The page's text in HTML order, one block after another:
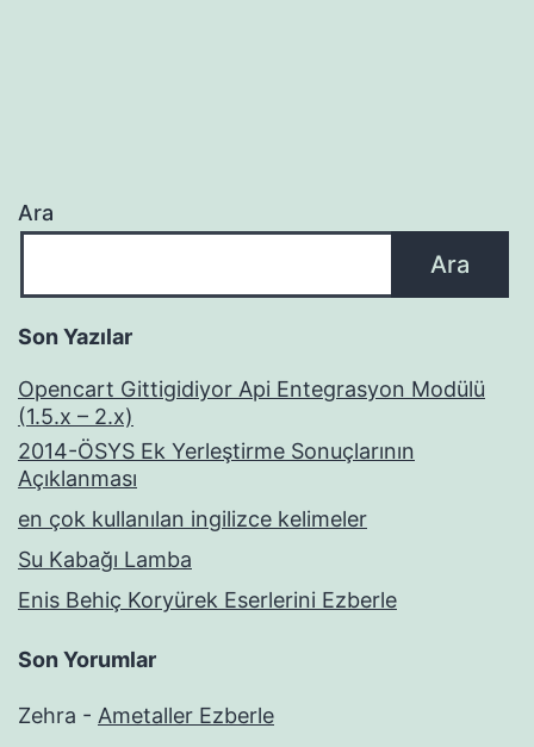
Ara
Ara
Son Yazılar
Opencart Gittigidiyor Api Entegrasyon Modülü
(1.5.x – 2.x)
2014-ÖSYS Ek Yerleştirme Sonuçlarının
Açıklanması
en çok kullanılan ingilizce kelimeler
Su Kabağı Lamba
Enis Behiç Koryürek Eserlerini Ezberle
Son Yorumlar
Zehra - Ametaller Ezberle